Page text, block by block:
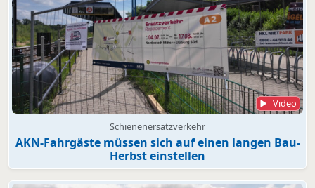
Video
Schienenersatzverkehr
AKN-Fahrgäste müssen sich auf einen langen Bau-
Herbst einstellen